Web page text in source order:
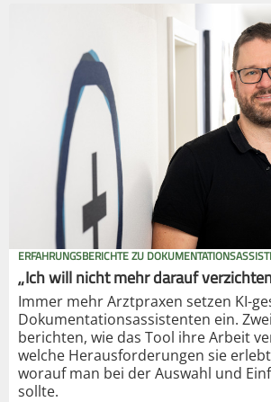
ERFAHRUNGSBERICHTE ZU
„Ich will nicht mehr darauf
Immer mehr Arztpraxen setzen KI-
Dokumentationsassistenten ein.
berichten, wie das Tool ihre Arbeit
welche Herausforderungen sie
worauf man bei der Auswahl und
sollte.